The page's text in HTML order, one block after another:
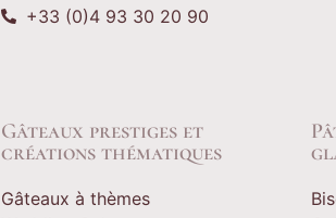
+33 (0)4 93 30 20 90
Gâteaux prestiges et
créations thématiques
Gâteaux à thèmes